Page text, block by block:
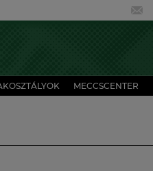
MECCSCENTER